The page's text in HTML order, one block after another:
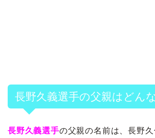
長野久義選手の父親はどん
長野久義選手の父親の名前は、長野久